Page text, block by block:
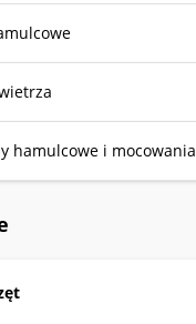
hamulcowe i mocowania